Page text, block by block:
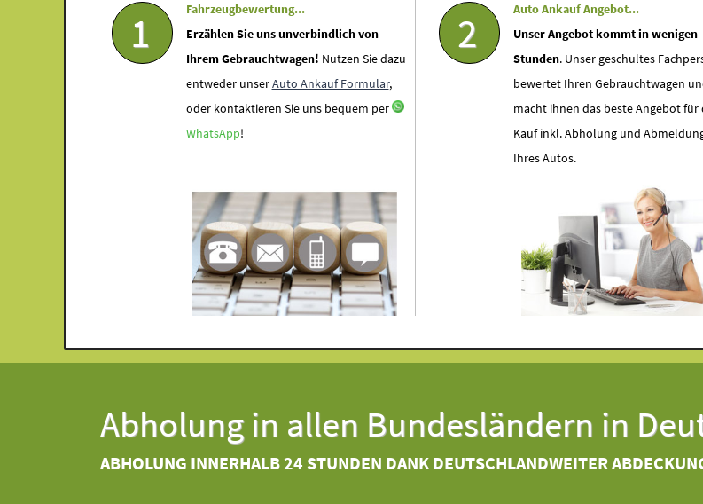
1
Fahrzeugbewertung...
Erzählen Sie uns unverbindlich von
Ihrem Gebrauchtwagen! Nutzen Sie dazu
entweder unserAuto Ankauf Formular,
oder kontaktieren Sie uns bequem per
WhatsApp!
2
Auto Ankauf Angebot...
Unser Angebot kommt in wenigen
Stunden. Unser geschultes
bewertet Ihren Gebrauchtwagen
macht ihnen das beste Angebot für
Kauf inkl. Abholung und
Ihres Autos.
Abholung in allen Bundesländern in
ABHOLUNG INNERHALB 24 STUNDEN DANK DEUTSCHLANDWEITER